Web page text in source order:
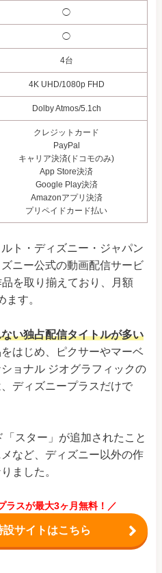
◯
◯
4台
4K UHD/1080p FHD
Dolby Atmos/5.1ch
クレジットカード
PayPal
キャリア決済(ドコモのみ)
App Store決済
Google Play決済
Amazonアプリ決済
プリペイドカード払い
ト・ディズニー・ジャパン
ニー公式の動画配信サービ
を取り揃えており、月額
す。
い独占配信タイトルが多い
はじめ、ピクサーやマーベ
ョナル ジオグラフィックの
ディズニープラスだけで
スター」が追加されたこと
など、ディズニー以外の作
ました。
ラスが最大3ヶ月無料！／
サイトはこちら